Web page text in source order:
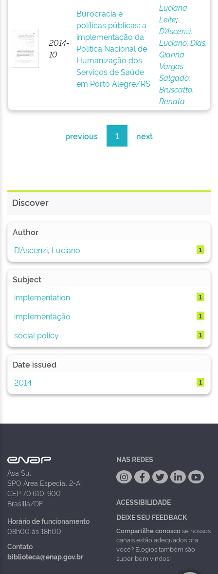
2014-
10
Burocracia e
políticas públicas: a
implementação da
Política Nacional de
Humanização dos
Serviços de Saúde
em Porto Alegre/RS
Luciana
Leite;
D’Ascenzi,
Luciano;Dias,
Gianna
Vargas
Salgado;
Bruscatto,
Renata
previous 1 next
Discover
Author
D’Ascenzi, Luciano
1
Subject
implementation
1
implementação 1
social policy 1
Date issued
2014
1
Asa Sul
SPO Área Especial 2-A
CEP 70.610-900
Brasília/DF
Horário de funcionamento
08h00 às 18h00
Contato
biblioteca@enap.gov.br
NAS REDES
ACESSIBILIDADE
DEIXE SEU FEEDBACK
Compartilhe conoscose nossos
canais estão adequados pra
você? Elogios também são
super bem vindos!